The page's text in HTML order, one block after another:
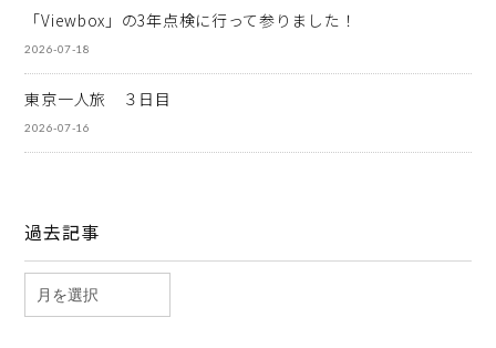
「Viewbox」の3年点検に行って参りました！
2026-07-18
東京一人旅 ３日目
2026-07-16
過去記事